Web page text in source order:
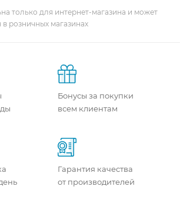
только для интернет-магазина и может
в розничных магазинах
Бонусы за покупки
всем клиентам
Гарантия качества
от производителей